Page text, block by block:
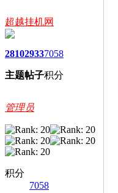
超越挂机网
2810
主题
2933
帖子
7058
积分
管理员
积分
7058